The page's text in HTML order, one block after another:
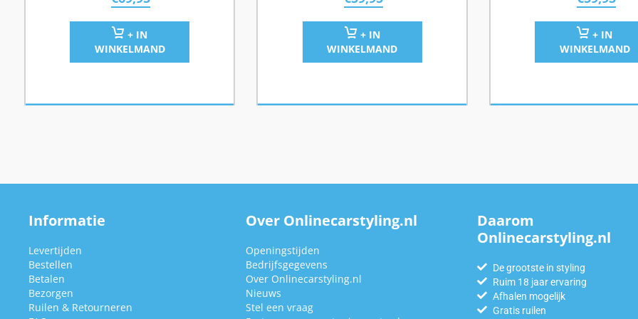
+ IN
WINKELMAND
+ IN
WINKELMAND
+ IN
WINKELMAND
Informatie
Levertijden
Bestellen
Betalen
Bezorgen
Ruilen & Retourneren
Over Onlinecarstyling.nl
Openingstijden
Bedrijfsgegevens
Over Onlinecarstyling.nl
Nieuws
Stel een vraag
Daarom
Onlinecarstyling.nl
De grootste in styling
Ruim 18 jaar ervaring
Afhalen mogelijk
Gratis ruilen